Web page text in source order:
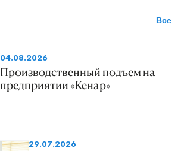
Все
04.08.2026
Производственный подъем на
предприятии «Кенар»
29.07.2026